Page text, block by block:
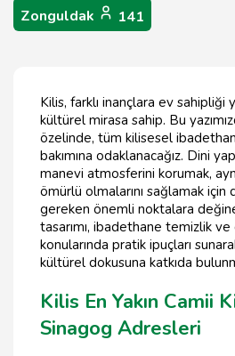
Zonguldak 141
Kilis, farklı inançlara ev sahipliği
kültürel mirasa sahip. Bu
özelinde, tüm kilisesel
bakımına odaklanacağız. Dini
manevi atmosferini korumak,
ömürlü olmalarını sağlamak için
gereken önemli noktalara
tasarımı, ibadethane temizlik ve
konularında pratik ipuçları
kültürel dokusuna katkıda
Kilis En Yakın Camii
Sinagog Adresleri